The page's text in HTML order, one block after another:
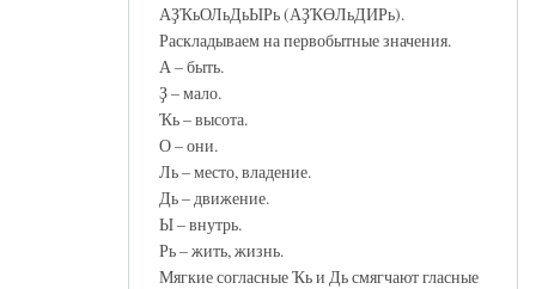
АҘҠьОЛьДьЫРь (АҘҠӨЛьДИРь).
Раскладываем на первобытные значения.
А – быть.
Ҙ – мало.
Ҡь – высота.
О – они.
Ль – место, владение.
Дь – движение.
Ы – внутрь.
Рь – жить, жизнь.
Мягкие согласные Ҡь и Дь смягчают гласные